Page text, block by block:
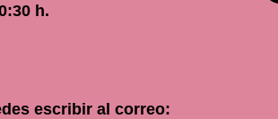
h.
escribir al correo: